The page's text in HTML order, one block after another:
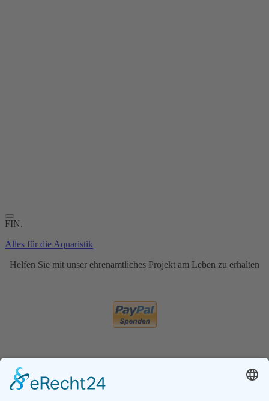
FIN.
Alles für die Aquaristik
Helfen Sie mit unser ehrenamtliches Projekt am Leben zu erhalten